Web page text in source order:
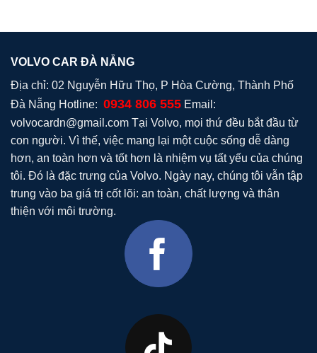
VOLVO CAR ĐÀ NẴNG
Địa chỉ: 02 Nguyễn Hữu Thọ, P Hòa Cường, Thành Phố
Đà Nẵng Hotline: 0934 806 555 Email:
volvocardn@gmail.com Tại Volvo, mọi thứ đều bắt đầu từ
con người. Vì thế, việc mang lại một cuộc sống dễ dàng
hơn, an toàn hơn và tốt hơn là nhiệm vụ tất yếu của chúng
tôi. Đó là đặc trưng của Volvo. Ngày nay, chúng tôi vẫn tập
trung vào ba giá trị cốt lõi: an toàn, chất lượng và thân
thiện với môi trường.